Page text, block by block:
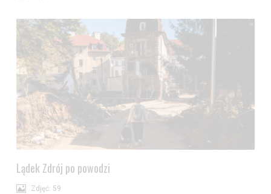
Lądek Zdrój po powodzi
Zdjęć: 59